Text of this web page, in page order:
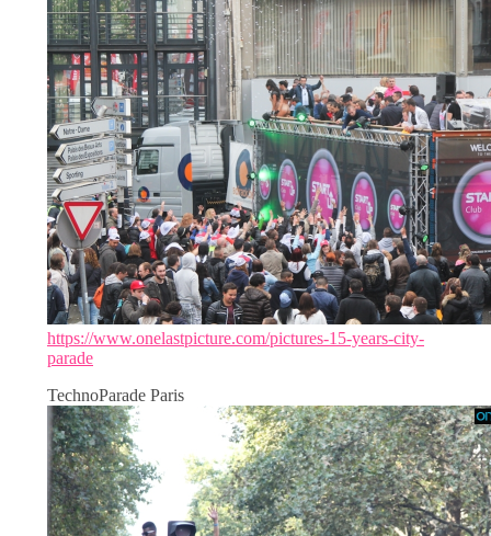
https://www.onelastpicture.com/pictures-15-years-city-
parade
TechnoParade Paris